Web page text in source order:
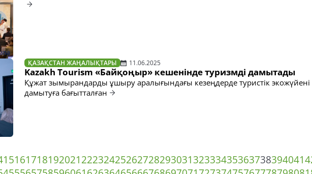
ҚАЗАҚСТАН ЖАҢАЛЫҚТАРЫ 11.06.2025
Kazakh Tourism «Байқоңыр» кешенінде туризмді дамытады
Құжат зымырандарды ұшыру аралығындағы кезеңдерде туристік экожүйені
дамытуға бағытталған
151617181920212223242526272829303132333435363738394041